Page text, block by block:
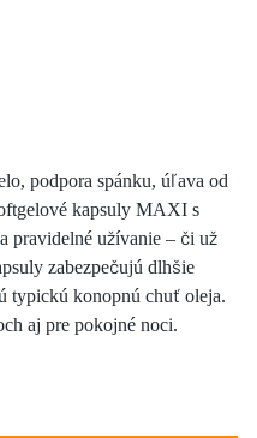
podpora spánku, úľava od
kapsuly MAXI s
pravidelné užívanie – či už
zabezpečujú dlhšie
typickú konopnú chuť oleja.
aj pre pokojné noci.